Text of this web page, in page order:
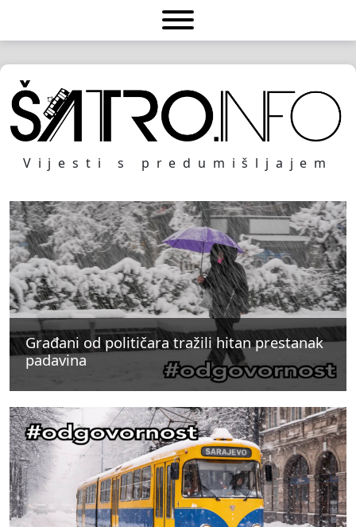
Vijesti s predumišljajem
Građani od političara tražili hitan prestanak
padavina
Građani od političara tražili hitan prestanak
padavina
Građani od političara tražili hitan prestanak
padavina